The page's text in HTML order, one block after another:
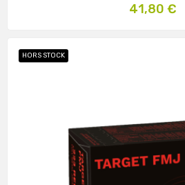
Prix
41,80 €
HORS STOCK